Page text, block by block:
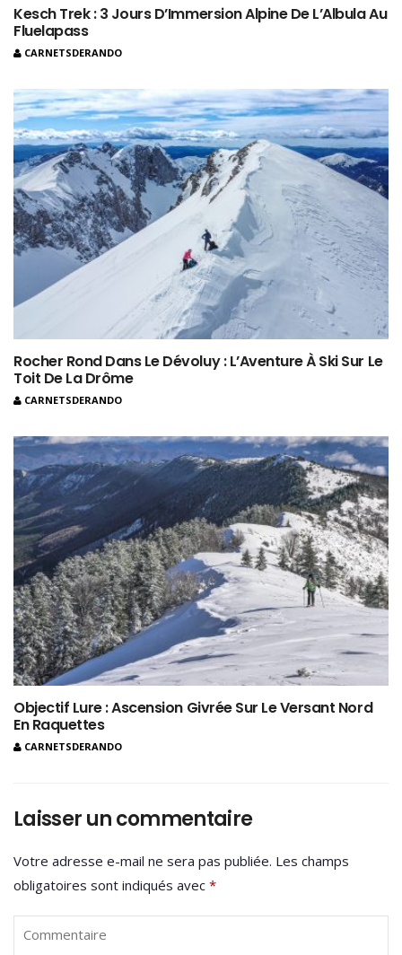
Kesch Trek : 3 Jours D’Immersion Alpine De L’Albula Au
Fluelapass
CARNETSDERANDO
Rocher Rond Dans Le Dévoluy : L’Aventure À Ski Sur Le
Toit De La Drôme
CARNETSDERANDO
Objectif Lure : Ascension Givrée Sur Le Versant Nord
En Raquettes
CARNETSDERANDO
Laisser un commentaire
Votre adresse e-mail ne sera pas publiée. Les champs
obligatoires sont indiqués avec *